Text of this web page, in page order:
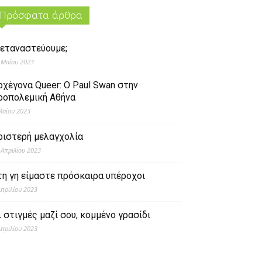
Πρόσφατα άρθρα
2023
Queer: O Paul Swan στην
Αθήνα
2023
μελαγχολία
2023
γη είμαστε πρόσκαιρα υπέροχοι
2023
στιγμές μαζί σου, κομμένο γρασίδι
2023